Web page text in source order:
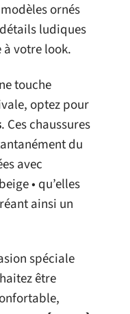
ornés
ludiques
votre look.
touche
optez pour
. Ces chaussures
du
avec
• qu’elles
ainsi un
spéciale
être